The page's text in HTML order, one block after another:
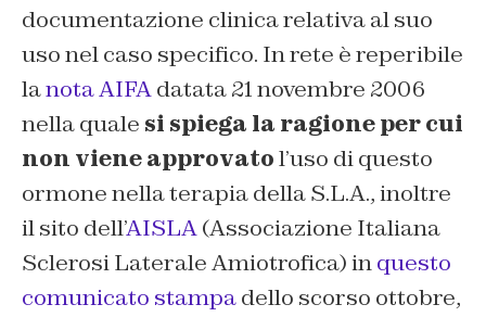
documentazione clinica relativa al suo
uso nel caso specifico. In rete è reperibile
lanota AIFAdatata 21 novembre 2006
nella quale si spiega la ragione per cui
non viene approvatol’uso di questo
ormone nella terapia della S.L.A., inoltre
il sito dell’AISLA(Associazione Italiana
Sclerosi Laterale Amiotrofica) inquesto
comunicato stampadello scorso ottobre,